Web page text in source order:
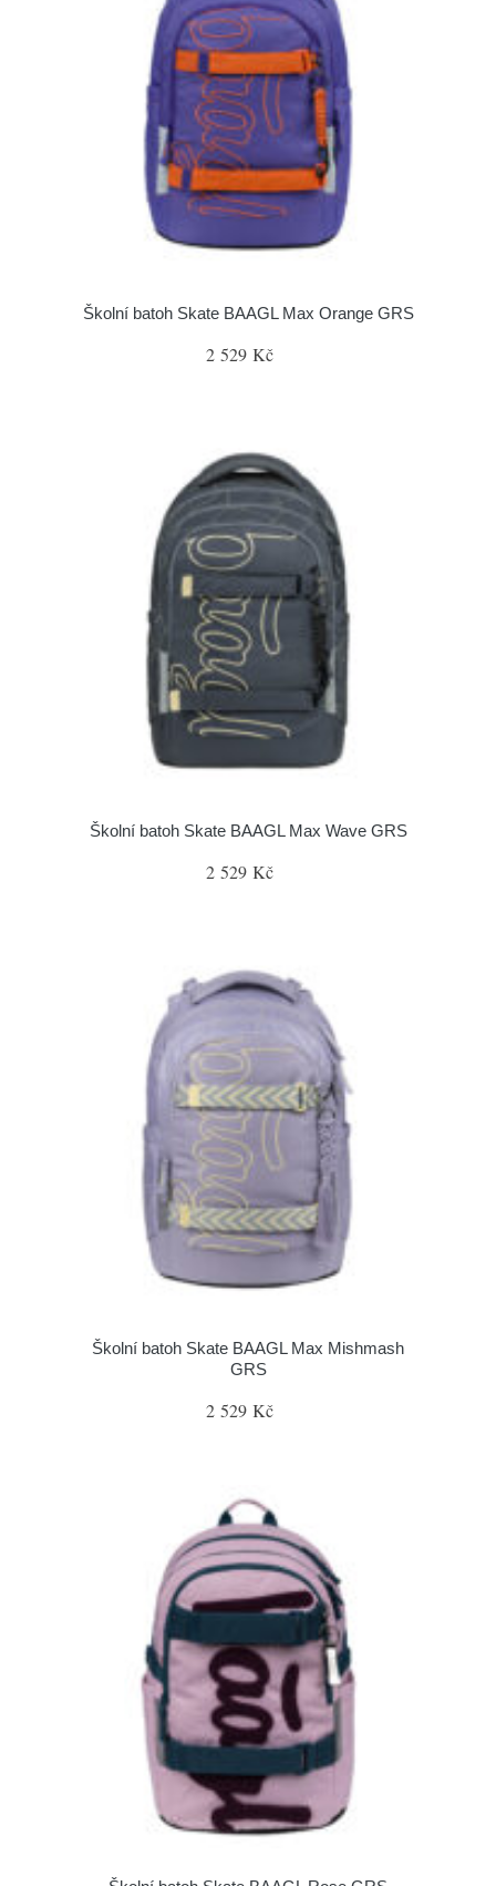
Školní batoh Skate BAAGL Max Orange GRS
2 529 Kč
Školní batoh Skate BAAGL Max Wave GRS
2 529 Kč
Školní batoh Skate BAAGL Max Mishmash
GRS
2 529 Kč